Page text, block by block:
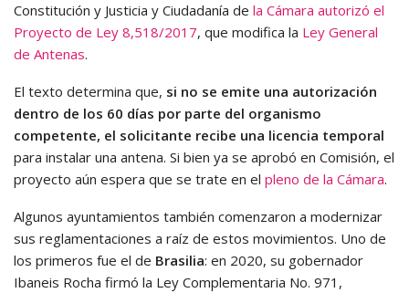
Constitución y Justicia y Ciudadanía de la Cámara autorizó el
Proyecto de Ley 8,518/2017, que modifica la Ley General
de Antenas.
El texto determina que, si no se emite una autorización
dentro de los 60 días por parte del organismo
competente, el solicitante recibe una licencia temporal
para instalar una antena. Si bien ya se aprobó en Comisión, el
proyecto aún espera que se trate en el pleno de la Cámara.
Algunos ayuntamientos también comenzaron a modernizar
sus reglamentaciones a raíz de estos movimientos. Uno de
los primeros fue el de Brasilia: en 2020, su gobernador
Ibaneis Rocha firmó la Ley Complementaria No. 971,